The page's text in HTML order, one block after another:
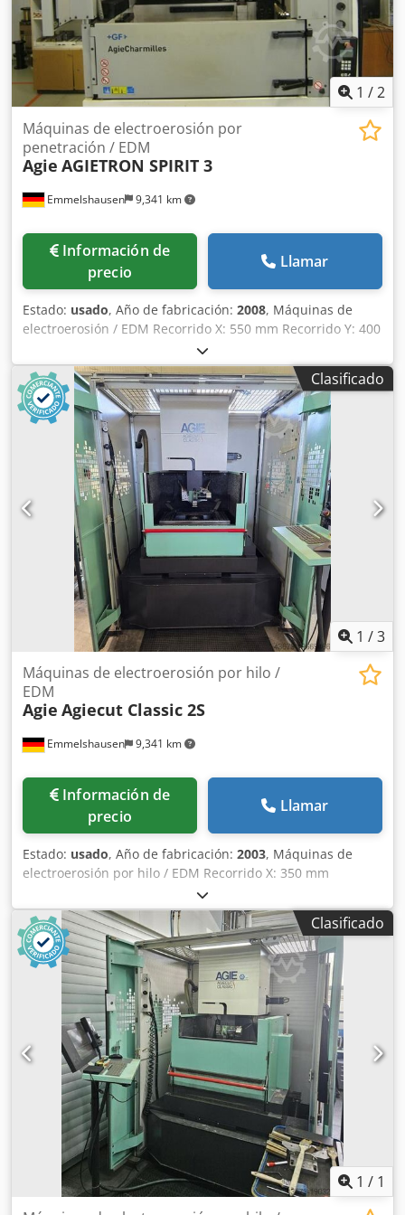
1 /2
Emmelshausen 9,341 km
Máquinas de electroerosión por
penetración / EDM
Agie AGIETRON SPIRIT 3
Información de
precio
Llamar
Estado: usado, Año de fabricación: 2008, Máquinas de
electroerosión / EDM Recorrido X: 550 mm Recorrido Y: 400
mm Recorrido Z: 350 mm Tamaño de la mesa X: 700 mm
Tamaño de la mesa Y: 500 mm Cedpfsw Ektfjx Angsha Peso
máximo del electrodo: 80 kg Peso máximo de la pieza: 1000
kg Cambiador de herramientas: 5 posiciones Refrigerador
Eje C
Clasificado
1 /3
Emmelshausen 9,341 km
Máquinas de electroerosión por hilo /
EDM
Agie Agiecut Classic 2S
Información de
precio
Llamar
Estado: usado, Año de fabricación: 2003, Máquinas de
electroerosión por hilo / EDM Recorrido X: 350 mm
Recorrido Y: 250 mm Recorrido Z: 256 mm Csdpow Ekr Isfx
Angeha Dimensiones máximas de la pieza X: 750 mm
Dimensiones máximas de la pieza Y: 550 mm Dimensiones
máximas de la pieza Z: 250 mm Peso máximo de la pieza:
450 kg con guiado automático del hilo
Clasificado
1 / 1